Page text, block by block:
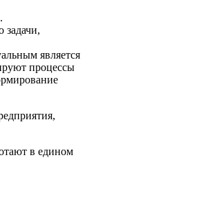
задачи,
является
процессы
в едином